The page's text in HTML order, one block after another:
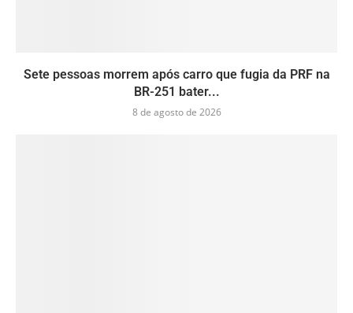
Sete pessoas morrem após carro que fugia da PRF na
BR-251 bater...
8 de agosto de 2026